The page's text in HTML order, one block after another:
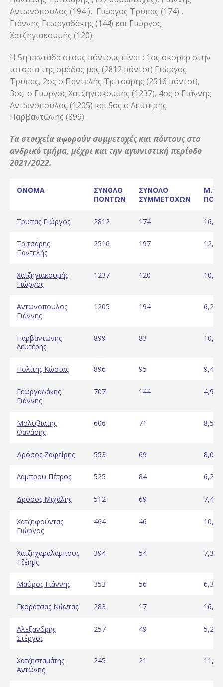
Αντωνόπουλος (194 ), Γιώργος Τρύπας (174) ,
Γιάννης Γεωργαδάκης (144) και Γιώργος
Χατζηγιακουμής (120).
H 5η πεντάδα στους πόντους είναι : 1ος σκόρερ στην
ιστορία της ομάδας μας (2812 πόντοι) Γιώργος
Τρύπας, 2ος ο Παντελής Τριτσάρης (2516 πόντοι),
3ος ο Γιώργος Χατζηγιακουμής (1237), 4ος ο Γιάννης
Αντωνόπουλος (1205) και 5ος ο Λευτέρης
Παρβαντώνης (899).
Τα στοιχεία αφορούν συμμετοχές και πόντους στο
ανδρικό τμήμα, μέχρι και την αγωνιστική περίοδο
2021/2022.
ONOMA
ΣΥΝΟΛΟ
ΠΟΝΤΩΝ
ΣΥΝΟΛΟ
ΣΥΜΜΕΤΟΧΩΝ
M.O.
Τρυπας Γιώργος 2812 174 16,16
Τριτσάρης
Παντελής
2516 197 12,77
Χατζηγιακουμής
Γιώργος
1237 120 10,31
Αντωνοπουλος
Γιάννης
1205 194 6,21
Παρβαντώνης
Λευτέρης
899 83 10,83
Πολίτης Κώστας 896 95 9,43
Γεωργαδάκης
Γιάννης
707 144 4,91
Μολυβιατης
Θανάσης
606 71 8,54
Δρόσος Ζαφείρης 553 69 8,01
Λάμπρου Πέτρος 525 84 6,25
Δρόσος Μιχάλης 512 69 7,42
Χατζηφούντας
Γιώργος
464 46 10,09
Χατζηχαραλάμπους
Τζέημς
394 54 7,30
Μαύρος Γιάννης 353 56 6,30
Γκοράτσας Νώντας 283 17 16,65
Αλεξανδρής
Στέργος
257 49 5,24
Χατζησταμάτης
Αντώνης
245 21 11,67